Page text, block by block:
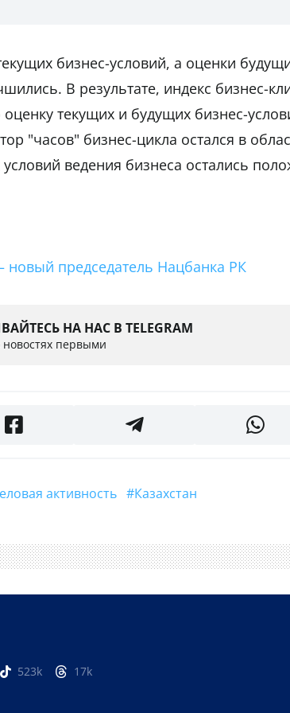
бизнес-условий, а оценки
В результате, индекс бизнес-
текущих и будущих бизнес-
"часов" бизнес-цикла остался в
ведения бизнеса остались
новый председатель Нацбанка РК
НА НАС В TELEGRAM
новостях первыми
#деловая активность #Казахстан
523k 17k